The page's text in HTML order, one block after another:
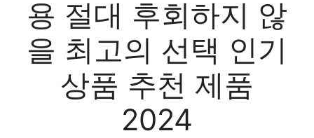
용 절대 후회하지 않
을 최고의 선택 인기
상품 추천 제품
2024